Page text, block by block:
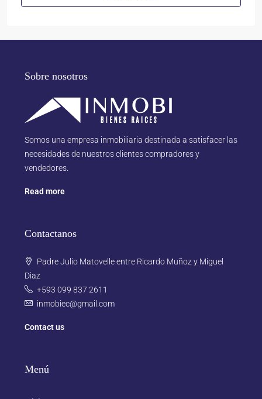
Sobre nosotros
Somos una empresa inmobiliaria destinada a satisfacer las
necesidades de nuestros clientes compradores y
vendedores.
Read more
Contactanos
Padre Julio Matovelle entre Ricardo Muñoz y Miguel
Diaz
+593 099 837 2611
inmobiec@gmail.com
Contact us
Menú